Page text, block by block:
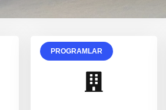
PROGRAMLAR